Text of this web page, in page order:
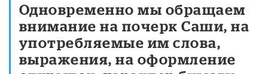
Одновременно мы обращаем
внимание на почерк Саши, на
употребляемые им слова,
выражения, на оформление